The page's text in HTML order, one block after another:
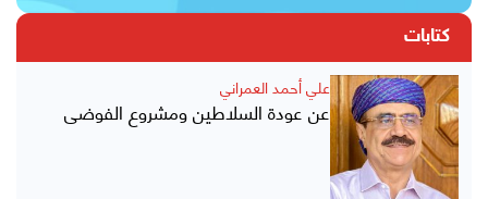
كتابات
علي أحمد العمراني
عن عودة السلاطين ومشروع الفوضى